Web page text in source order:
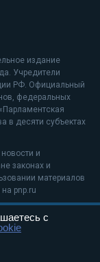
издание
Учредители
РФ. Официальный
федеральных
в десяти субъектах
и
законах и
материалов
pnp.ru
с